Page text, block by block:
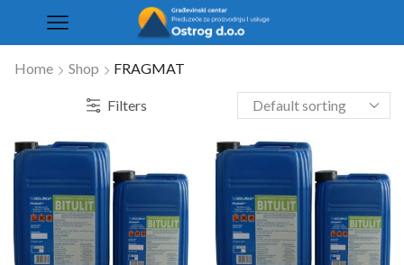
Home Shop FRAGMAT
Filters